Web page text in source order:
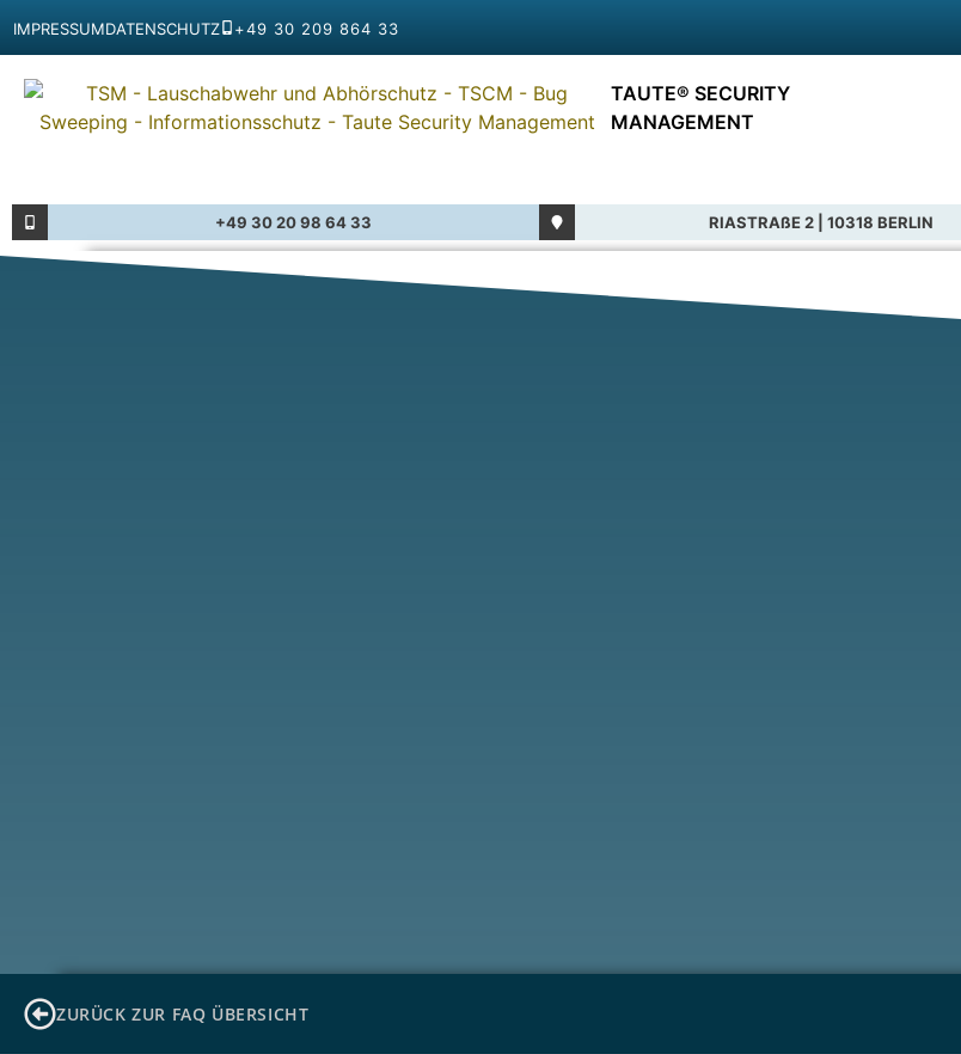
IMPRESSUMDATENSCHUTZ +49 30 209 864 33
TAUTE® SECURITY
MANAGEMENT
+49 30 20 98 64 33 RIASTRAßE 2 | 10318 BERLIN
ZURÜCK ZUR FAQ ÜBERSICHT